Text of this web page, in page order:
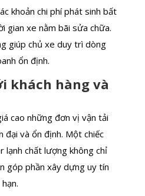
khoản chi phí phát sinh bất
gian xe nằm bãi sửa chữa.
giúp chủ xe duy trì dòng
ổn định.
khách hàng và
cao những đơn vị vận tải
đại và ổn định. Một chiếc
lạnh chất lượng không chỉ
góp phần xây dựng uy tín